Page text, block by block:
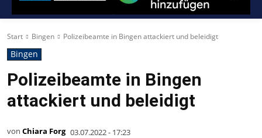
Start Bingen Polizeibeamte in Bingen attackiert und beleidigt
Bingen
Polizeibeamte in Bingen
attackiert und beleidigt
von Chiara Forg 03.07.2022 - 17:23